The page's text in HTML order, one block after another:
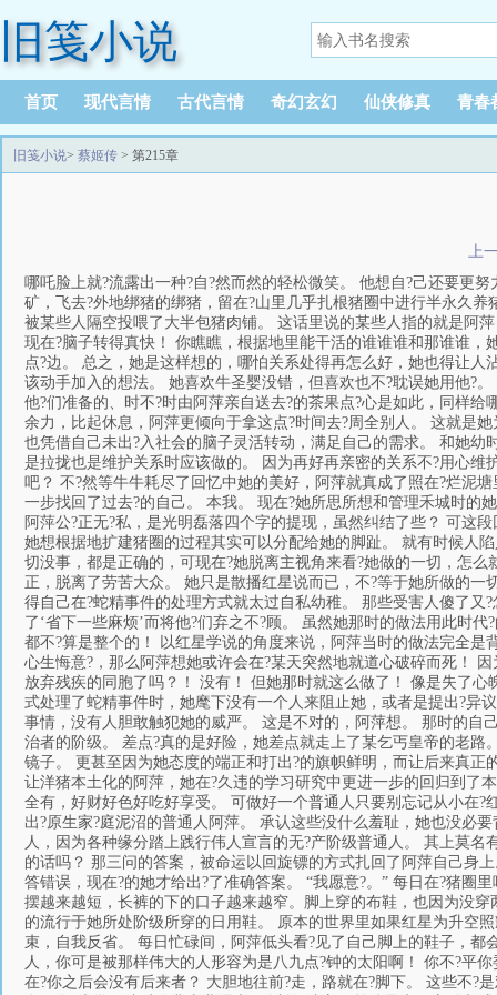
旧笺小说
首页 现代言情 古代言情 奇幻玄幻 仙侠修真 青春
旧笺小说> 蔡姬传 > 第215章
上
哪吒脸上就?流露出一种?自?然而然的轻松微笑。 他想自?己还要更
矿，飞去?外地绑猪的绑猪，留在?山里几乎扎根猪圈中进行半永久
被某些人隔空投喂了大半包猪肉铺。 这话里说的某些人指的就是阿
现在?脑子转得真快！ 你瞧瞧，根据地里能干活的谁谁谁和那谁谁，
点?边。 总之，她是这样想的，哪怕关系处得再怎么好，她也得让
该动手加入的想法。 她喜欢牛圣婴没错，但喜欢也不?耽误她用他?
他?们准备的、时不?时由阿萍亲自送去?的茶果点?心是如此，同样
余力，比起休息，阿萍更倾向于拿这点?时间去?周全别人。 这就是
也凭借自己未出?入社会的脑子灵活转动，满足自己的需求。 和她幼
是拉拢也是维护关系时应该做的。 因为再好再亲密的关系不?用心维
吧？ 不?然等牛牛耗尽了回忆中她的美好，阿萍就真成了照在?烂泥
一步找回了过去?的自己。 本我。 现在?她所思所想和管理禾城时的
阿萍公?正无?私，是光明磊落四个字的提现，虽然纠结了些？ 可这
她想根据地扩建猪圈的过程其实可以分配给她的脚趾。 就有时候人
切没事，都是正确的，可现在?她脱离主视角来看?她做的一切，怎
正，脱离了劳苦大众。 她只是散播红星说而已，不?等于她所做的
得自己在?蛇精事件的处理方式就太过自私幼稚。 那些受害人傻了又
了‘省下一些麻烦’而将他?们弃之不?顾。 虽然她那时的做法用此时
都不?算是整个的！ 以红星学说的角度来说，阿萍当时的做法完全
心生悔意?，那么阿萍想她或许会在?某天突然地就道心破碎而死！
放弃残疾的同胞了吗？！ 没有！ 但她那时就这么做了！ 像是失了
式处理了蛇精事件时，她麾下没有一个人来阻止她，或者是提出?异
事情，没有人胆敢触犯她的威严。 这是不对的，阿萍想。 那时的
治者的阶级。 差点?真的是好险，她差点就走上了某乞丐皇帝的老
镜子。 更甚至因为她态度的端正和打出?的旗帜鲜明，而让后来真
让洋猪本土化的阿萍，她在?久违的学习研究中更进一步的回归到了
全有，好财好色好吃好享受。 可做好一个普通人只要别忘记从小在
出?原生家?庭泥沼的普通人阿萍。 承认这些没什么羞耻，她也没必
人，因为各种缘分踏上践行伟人宣言的无?产阶级普通人。 其上莫
的话吗？ 那三问的答案，被命运以回旋镖的方式扎回了阿萍自己身
答错误，现在?的她才给出?了准确答案。 “我愿意?。” 每日在?猪圈
摆越来越短，长裤的下的口子越来越窄。脚上穿的布鞋，也因为没
的流行于她所处阶级所穿的日用鞋。 原本的世界里如果红星为升空
束，自我反省。 每日忙碌间，阿萍低头看?见了自己脚上的鞋子，
人，你可是被那样伟大的人形容为是八九点?钟的太阳啊！ 你不?平
在?你之后会没有后来者？ 大胆地往前?走，路就在?脚下。 这些不?